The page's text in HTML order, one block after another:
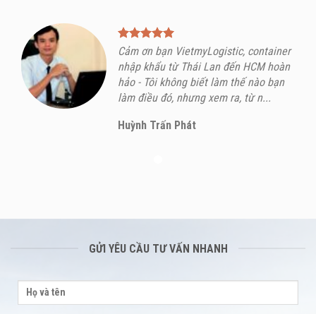
Cảm ơn bạn VietmyLogistic, container
nhập khẩu từ Thái Lan đến HCM hoàn
hảo - Tôi không biết làm thế nào bạn
làm điều đó, nhưng xem ra, từ n...
Huỳnh Trấn Phát
GỬI YÊU CẦU TƯ VẤN NHANH